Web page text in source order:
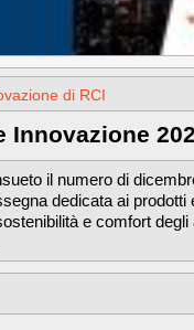
di RCI
Innovazione
il numero di
dedicata ai
e comfort